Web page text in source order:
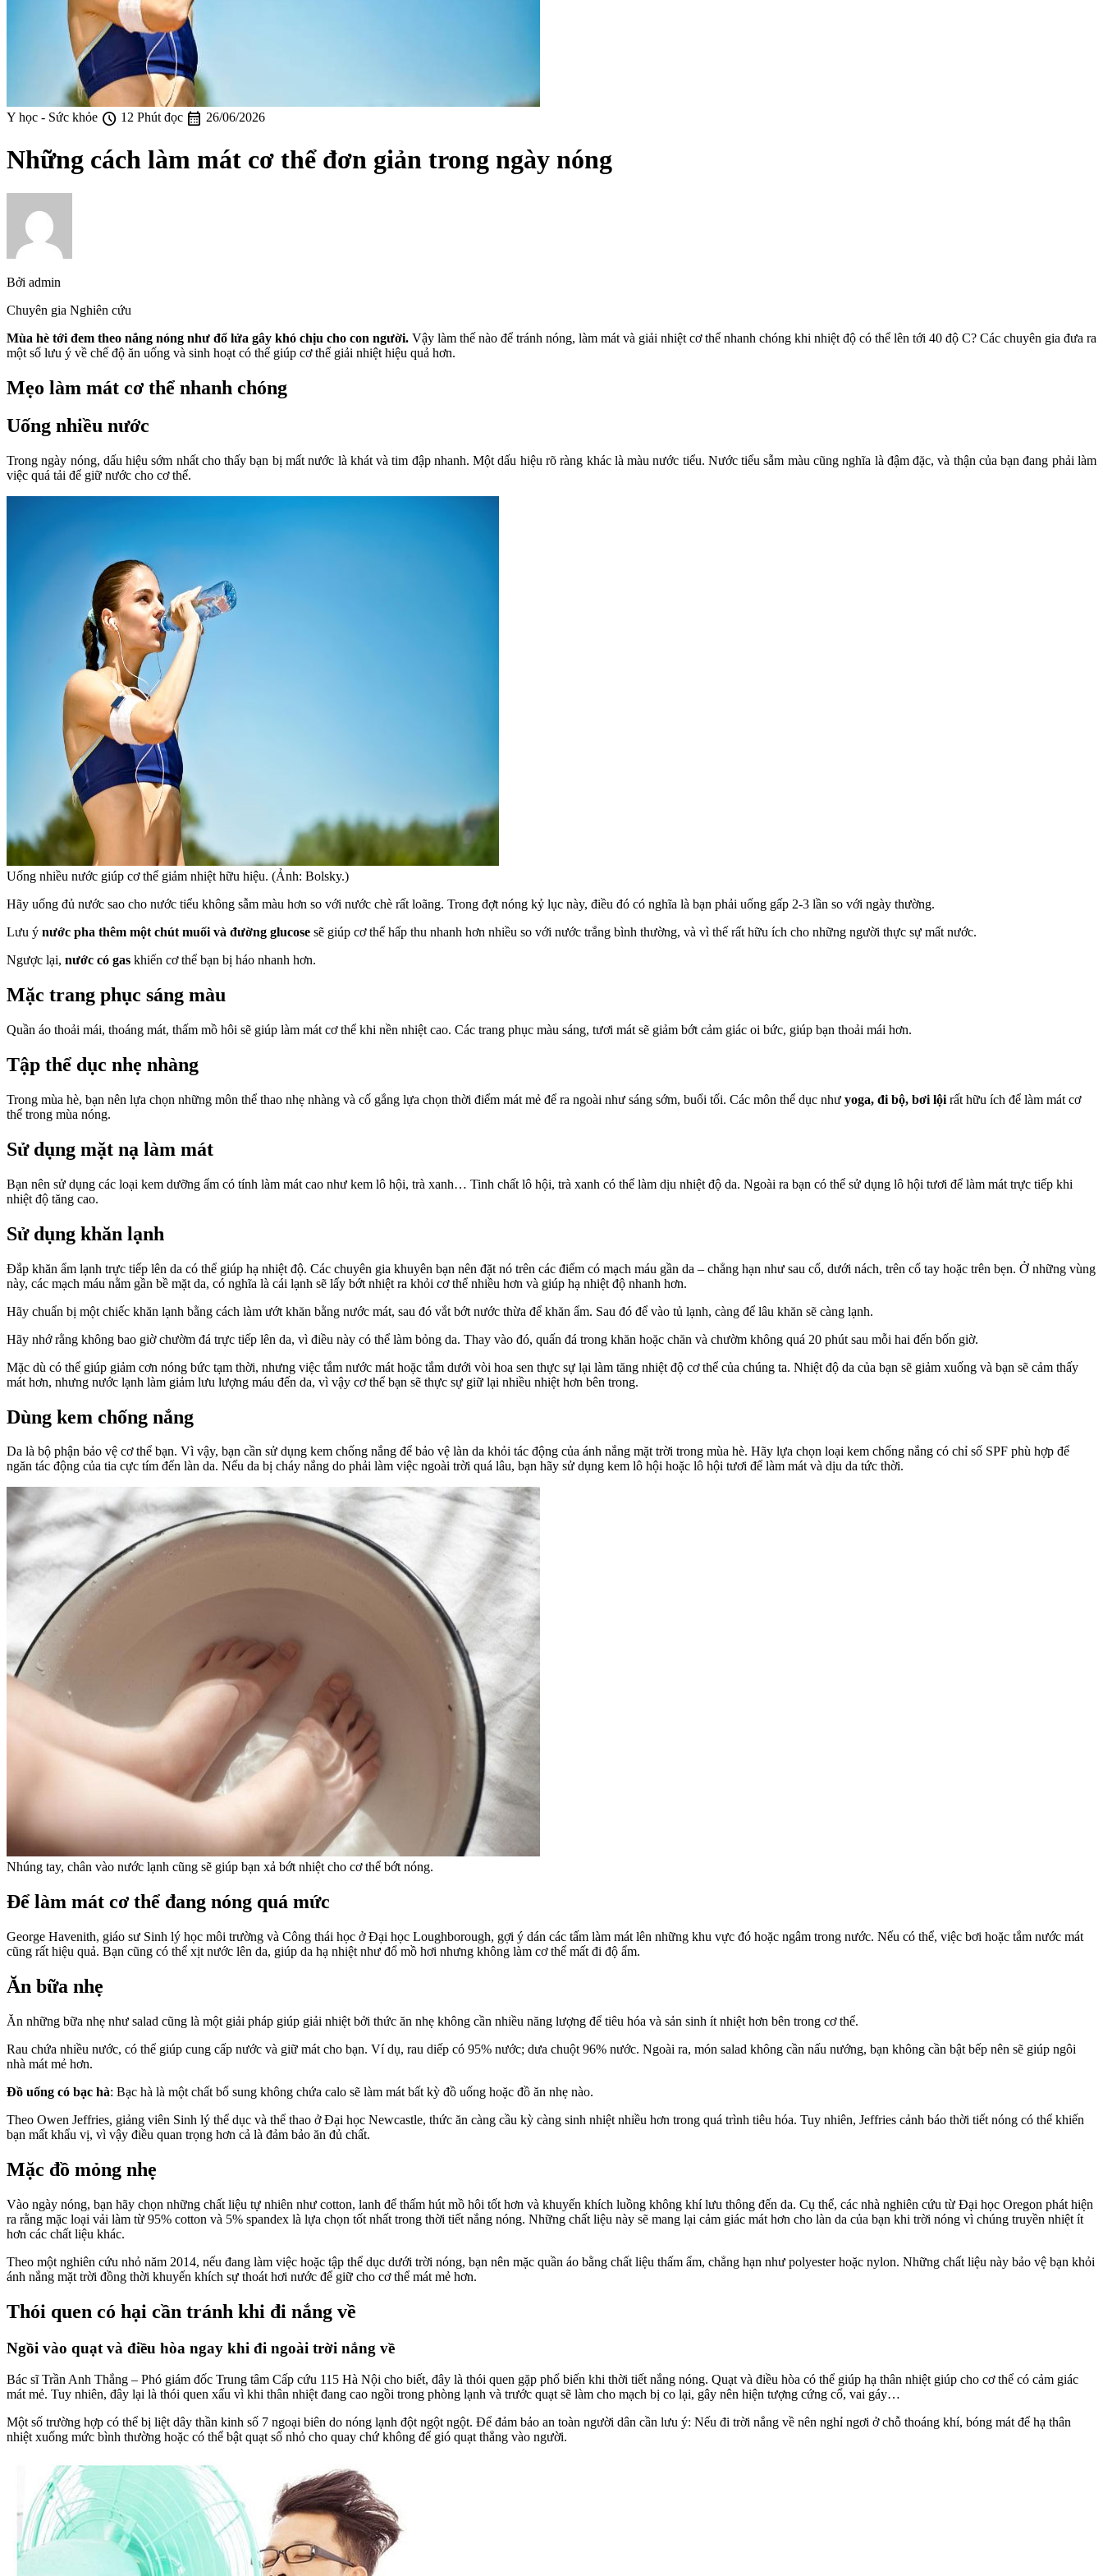
Y học - Sức khỏe schedule 12 Phút đọc calendar_month 26/06/2026
Những cách làm mát cơ thể đơn giản trong ngày nóng
Bởi admin
Chuyên gia Nghiên cứu
Mùa hè tới đem theo nắng nóng như đổ lửa gây khó chịu cho con người. Vậy làm thế nào để tránh nóng, làm mát và giải nhiệt cơ thể nhanh chóng khi nhiệt độ có thể lên tới 40 độ C? Các chuyên gia đưa ra
một số lưu ý về chế độ ăn uống và sinh hoạt có thể giúp cơ thể giải nhiệt hiệu quả hơn.
Mẹo làm mát cơ thể nhanh chóng
Uống nhiều nước
Trong ngày nóng, dấu hiệu sớm nhất cho thấy bạn bị mất nước là khát và tim đập nhanh. Một dấu hiệu rõ ràng khác là màu nước tiểu. Nước tiểu sẫm màu cũng nghĩa là đậm đặc, và thận của bạn đang phải làm
việc quá tải để giữ nước cho cơ thể.
Uống nhiều nước giúp cơ thể giảm nhiệt hữu hiệu. (Ảnh: Bolsky.)
Hãy uống đủ nước sao cho nước tiểu không sẫm màu hơn so với nước chè rất loãng. Trong đợt nóng kỷ lục này, điều đó có nghĩa là bạn phải uống gấp 2-3 lần so với ngày thường.
Lưu ý nước pha thêm một chút muối và đường glucose sẽ giúp cơ thể hấp thu nhanh hơn nhiều so với nước trắng bình thường, và vì thế rất hữu ích cho những người thực sự mất nước.
Ngược lại, nước có gas khiến cơ thể bạn bị háo nhanh hơn.
Mặc trang phục sáng màu
Quần áo thoải mái, thoáng mát, thấm mồ hôi sẽ giúp làm mát cơ thể khi nền nhiệt cao. Các trang phục màu sáng, tươi mát sẽ giảm bớt cảm giác oi bức, giúp bạn thoải mái hơn.
Tập thể dục nhẹ nhàng
Trong mùa hè, bạn nên lựa chọn những môn thể thao nhẹ nhàng và cố gắng lựa chọn thời điểm mát mẻ để ra ngoài như sáng sớm, buổi tối. Các môn thể dục như yoga, đi bộ, bơi lội rất hữu ích để làm mát cơ
thể trong mùa nóng.
Sử dụng mặt nạ làm mát
Bạn nên sử dụng các loại kem dưỡng ẩm có tính làm mát cao như kem lô hội, trà xanh… Tinh chất lô hội, trà xanh có thể làm dịu nhiệt độ da. Ngoài ra bạn có thể sử dụng lô hội tươi để làm mát trực tiếp khi
nhiệt độ tăng cao.
Sử dụng khăn lạnh
Đắp khăn ẩm lạnh trực tiếp lên da có thể giúp hạ nhiệt độ. Các chuyên gia khuyên bạn nên đặt nó trên các điểm có mạch máu gần da – chẳng hạn như sau cổ, dưới nách, trên cổ tay hoặc trên bẹn. Ở những vùng
này, các mạch máu nằm gần bề mặt da, có nghĩa là cái lạnh sẽ lấy bớt nhiệt ra khỏi cơ thể nhiều hơn và giúp hạ nhiệt độ nhanh hơn.
Hãy chuẩn bị một chiếc khăn lạnh bằng cách làm ướt khăn bằng nước mát, sau đó vắt bớt nước thừa để khăn ẩm. Sau đó để vào tủ lạnh, càng để lâu khăn sẽ càng lạnh.
Hãy nhớ rằng không bao giờ chườm đá trực tiếp lên da, vì điều này có thể làm bỏng da. Thay vào đó, quấn đá trong khăn hoặc chăn và chườm không quá 20 phút sau mỗi hai đến bốn giờ.
Mặc dù có thể giúp giảm cơn nóng bức tạm thời, nhưng việc tắm nước mát hoặc tắm dưới vòi hoa sen thực sự lại làm tăng nhiệt độ cơ thể của chúng ta. Nhiệt độ da của bạn sẽ giảm xuống và bạn sẽ cảm thấy
mát hơn, nhưng nước lạnh làm giảm lưu lượng máu đến da, vì vậy cơ thể bạn sẽ thực sự giữ lại nhiều nhiệt hơn bên trong.
Dùng kem chống nắng
Da là bộ phận bảo vệ cơ thể bạn. Vì vậy, bạn cần sử dụng kem chống nắng để bảo vệ làn da khỏi tác động của ánh nắng mặt trời trong mùa hè. Hãy lựa chọn loại kem chống nắng có chỉ số SPF phù hợp để
ngăn tác động của tia cực tím đến làn da. Nếu da bị cháy nắng do phải làm việc ngoài trời quá lâu, bạn hãy sử dụng kem lô hội hoặc lô hội tươi để làm mát và dịu da tức thời.
Nhúng tay, chân vào nước lạnh cũng sẽ giúp bạn xả bớt nhiệt cho cơ thể bớt nóng.
Để làm mát cơ thể đang nóng quá mức
George Havenith, giáo sư Sinh lý học môi trường và Công thái học ở Đại học Loughborough, gợi ý dán các tấm làm mát lên những khu vực đó hoặc ngâm trong nước. Nếu có thể, việc bơi hoặc tắm nước mát
cũng rất hiệu quả. Bạn cũng có thể xịt nước lên da, giúp da hạ nhiệt như đổ mồ hơi nhưng không làm cơ thể mất đi độ ẩm.
Ăn bữa nhẹ
Ăn những bữa nhẹ như salad cũng là một giải pháp giúp giải nhiệt bởi thức ăn nhẹ không cần nhiều năng lượng để tiêu hóa và sản sinh ít nhiệt hơn bên trong cơ thể.
Rau chứa nhiều nước, có thể giúp cung cấp nước và giữ mát cho bạn. Ví dụ, rau diếp có 95% nước; dưa chuột 96% nước. Ngoài ra, món salad không cần nấu nướng, bạn không cần bật bếp nên sẽ giúp ngôi
nhà mát mẻ hơn.
Đồ uống có bạc hà: Bạc hà là một chất bổ sung không chứa calo sẽ làm mát bất kỳ đồ uống hoặc đồ ăn nhẹ nào.
Theo Owen Jeffries, giảng viên Sinh lý thể dục và thể thao ở Đại học Newcastle, thức ăn càng cầu kỳ càng sinh nhiệt nhiều hơn trong quá trình tiêu hóa. Tuy nhiên, Jeffries cảnh báo thời tiết nóng có thể khiến
bạn mất khẩu vị, vì vậy điều quan trọng hơn cả là đảm bảo ăn đủ chất.
Mặc đồ mỏng nhẹ
Vào ngày nóng, bạn hãy chọn những chất liệu tự nhiên như cotton, lanh để thấm hút mồ hôi tốt hơn và khuyến khích luồng không khí lưu thông đến da. Cụ thể, các nhà nghiên cứu từ Đại học Oregon phát hiện
ra rằng mặc loại vải làm từ 95% cotton và 5% spandex là lựa chọn tốt nhất trong thời tiết nắng nóng. Những chất liệu này sẽ mang lại cảm giác mát hơn cho làn da của bạn khi trời nóng vì chúng truyền nhiệt ít
hơn các chất liệu khác.
Theo một nghiên cứu nhỏ năm 2014, nếu đang làm việc hoặc tập thể dục dưới trời nóng, bạn nên mặc quần áo bằng chất liệu thấm ẩm, chẳng hạn như polyester hoặc nylon. Những chất liệu này bảo vệ bạn khỏi
ánh nắng mặt trời đồng thời khuyến khích sự thoát hơi nước để giữ cho cơ thể mát mẻ hơn.
Thói quen có hại cần tránh khi đi nắng về
Ngồi vào quạt và điều hòa ngay khi đi ngoài trời nắng về
Bác sĩ Trần Anh Thắng – Phó giám đốc Trung tâm Cấp cứu 115 Hà Nội cho biết, đây là thói quen gặp phổ biến khi thời tiết nắng nóng. Quạt và điều hòa có thể giúp hạ thân nhiệt giúp cho cơ thể có cảm giác
mát mẻ. Tuy nhiên, đây lại là thói quen xấu vì khi thân nhiệt đang cao ngồi trong phòng lạnh và trước quạt sẽ làm cho mạch bị co lại, gây nên hiện tượng cứng cổ, vai gáy…
Một số trường hợp có thể bị liệt dây thần kinh số 7 ngoại biên do nóng lạnh đột ngột ngột. Để đảm bảo an toàn người dân cần lưu ý: Nếu đi trời nắng về nên nghỉ ngơi ở chỗ thoáng khí, bóng mát để hạ thân
nhiệt xuống mức bình thường hoặc có thể bật quạt số nhỏ cho quay chứ không để gió quạt thẳng vào người.